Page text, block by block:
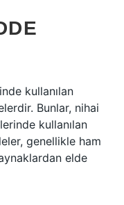
kullanılan
Bunlar, nihai
kullanılan
genellikle ham
elde